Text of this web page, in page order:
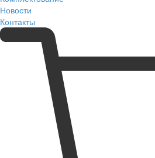
Новости
Контакты